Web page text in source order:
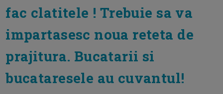
fac clatitele ! Trebuie sa va
impartasesc noua reteta de
prajitura. Bucatarii si
bucataresele au cuvantul!